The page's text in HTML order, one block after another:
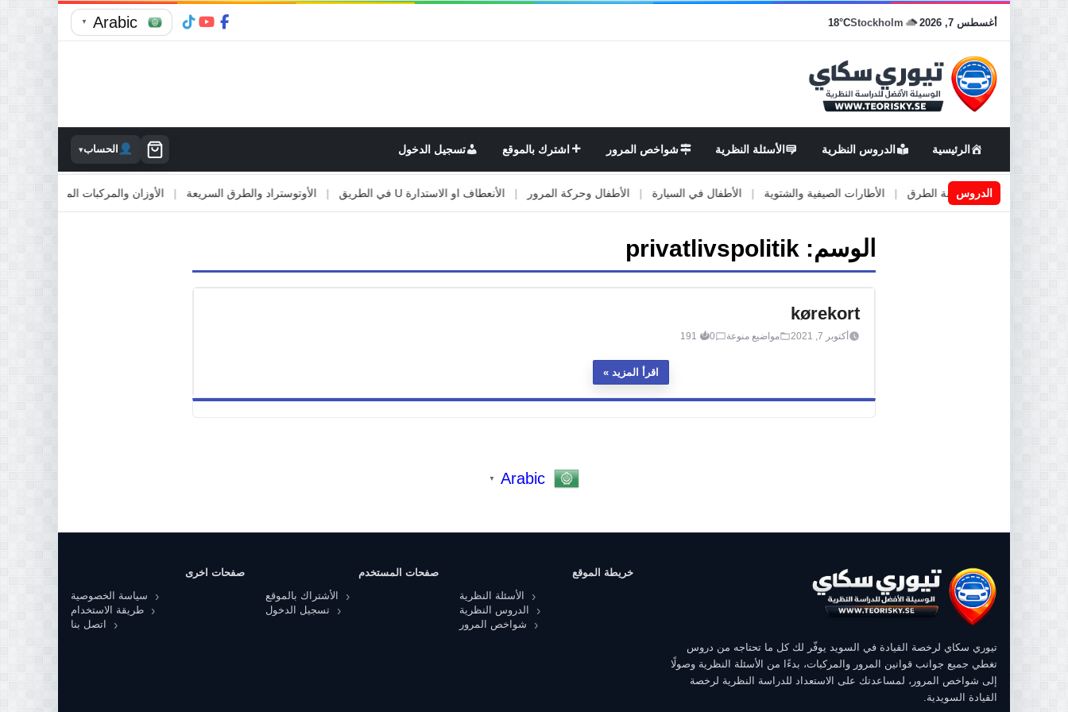
أغسطس 7, 2026 Stockholm
18°C
Arabic
▼
الرئيسية الدروس النظرية الأسئلة النظرية شواخص المرور اشترك بالموقع تسجيل الدخول الحساب▾
الدروس
اعمال او صيانة الطرق | الأطارات الصيفية والشتوية | الأطفال في السيارة | الأطفال وحركة المرور | الأنعطاف او الاستدارة U في الطريق | الأوتوستراد والطرق السريعة | الأوزان والمركبات المقطورة
الوسم: privatlivspolitik
kørekort
أكتوبر 7, 2021 مواضيع منوعة 0
191
اقرأ المزيد
Arabic
▼
تيوري سكاي لرخصة القيادة في السويد يوفّر لك كل ما تحتاجه من دروس
تغطي جميع جوانب قوانين المرور والمركبات، بدءًا من الأسئلة النظرية وصولًا
إلى شواخص المرور، لمساعدتك على الاستعداد للدراسة النظرية لرخصة
القيادة السويدية.
خريطة الموقع
الأسئلة النظرية
الدروس النظرية
شواخص المرور
صفحات المستخدم
الأشتراك بالموقع
تسجيل الدخول
صفحات اخرى
سياسة الخصوصية
طريقة الاستخدام
اتصل بنا